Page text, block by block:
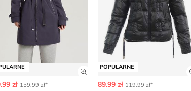
produktu Zobacz szczegóły produktu
zł 159.99 zł*
POPULARNE
89.99 zł 119.99 zł*